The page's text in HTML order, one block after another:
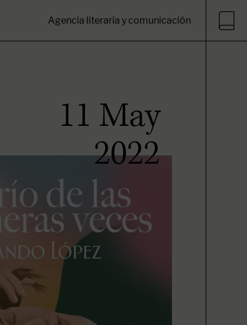
Agencia literaria y comunicación
11 May
2022